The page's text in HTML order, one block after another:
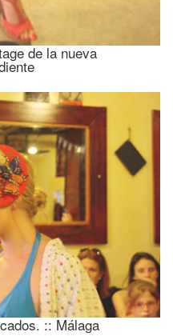
de la nueva
:: Málaga